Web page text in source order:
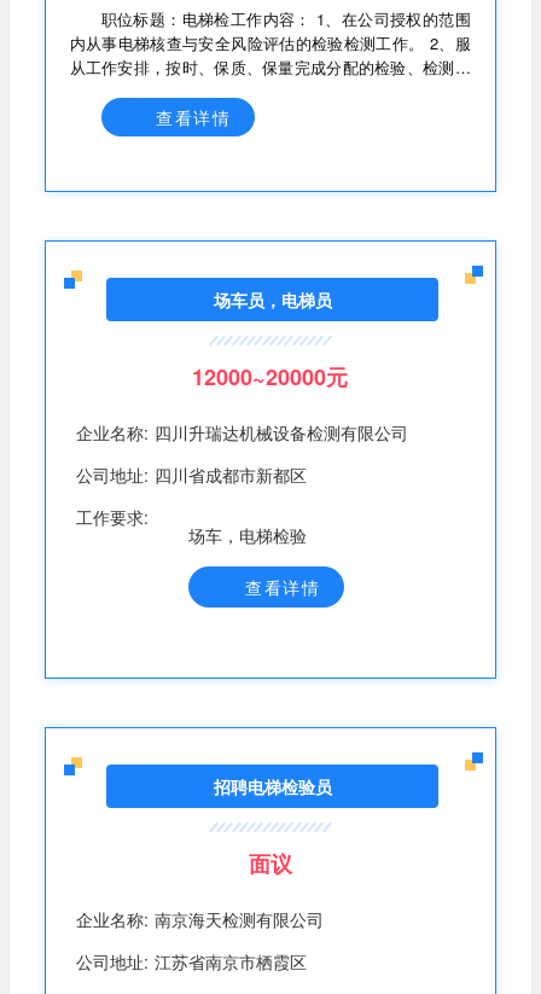
职位标题：电梯检工作内容： 1、在公司授权的范围
内从事电梯核查与安全风险评估的检验检测工作。 2、服
从工作安排，按时、保质、保量完成分配的检验、检测工
体系文件规定，完成检测工作，对检测工作质量负责。
4、发现重大技术质量问题及时向检测责任师汇报。 5、按
1、持有电梯检验员或电梯检验师职格证书。 2、有电梯维
工作，可兼职。
查看详情
场车员，电梯员
12000~20000元
企业名称: 四川升瑞达机械设备检测有限公司
公司地址: 四川省成都市新都区
工作要求:
场车，电梯检验
查看详情
招聘电梯检验员
面议
企业名称: 南京海天检测有限公司
公司地址: 江苏省南京市栖霞区